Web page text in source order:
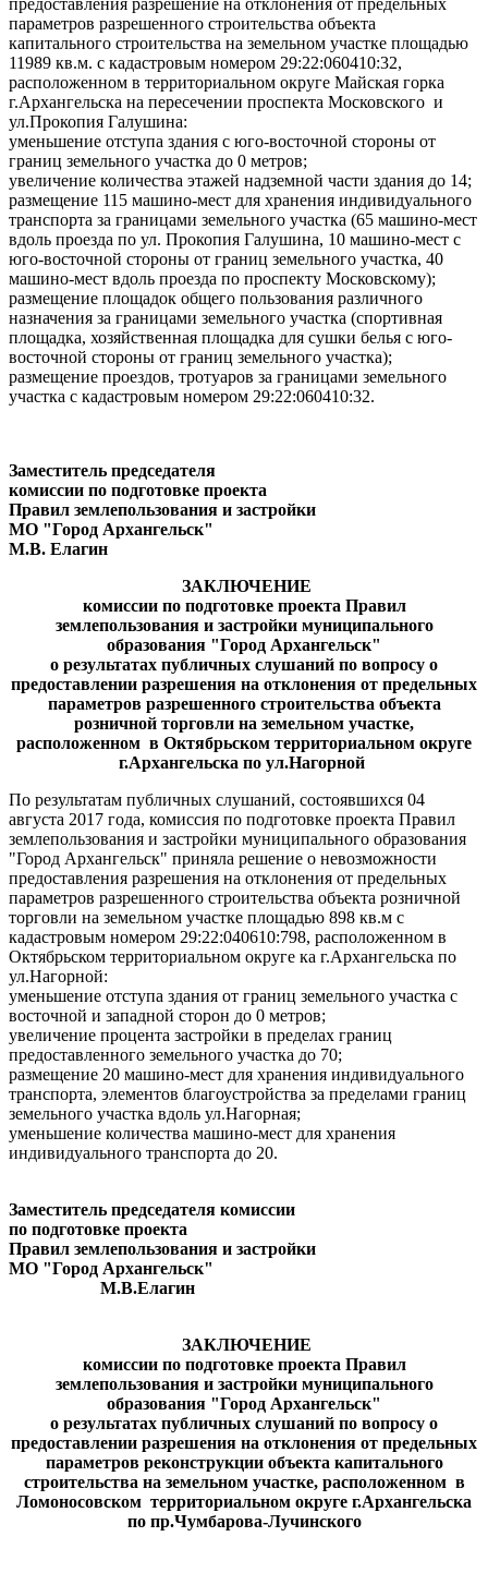
предоставления разрешение на отклонения от предельных
параметров разрешенного строительства объекта
капитального строительства на земельном участке площадью
11989 кв.м. с кадастровым номером 29:22:060410:32,
расположенном в территориальном округе Майская горка
г.Архангельска на пересечении проспекта Московского и
ул.Прокопия Галушина:
уменьшение отступа здания с юго-восточной стороны от
границ земельного участка до 0 метров;
увеличение количества этажей надземной части здания до 14;
размещение 115 машино-мест для хранения индивидуального
транспорта за границами земельного участка (65 машино-мест
вдоль проезда по ул. Прокопия Галушина, 10 машино-мест с
юго-восточной стороны от границ земельного участка, 40
машино-мест вдоль проезда по проспекту Московскому);
размещение площадок общего пользования различного
назначения за границами земельного участка (спортивная
площадка, хозяйственная площадка для сушки белья с юго-
восточной стороны от границ земельного участка);
размещение проездов, тротуаров за границами земельного
участка с кадастровым номером 29:22:060410:32.
Заместитель председателя
комиссии по подготовке проекта
Правил землепользования и застройки
МО "Город Архангельск"
М.В. Елагин
ЗАКЛЮЧЕНИЕ
комиссии по подготовке проекта Правил
землепользования и застройки муниципального
образования "Город Архангельск"
о результатах публичных слушаний по вопросу о
предоставлении разрешения на отклонения от предельных
параметров разрешенного строительства объекта
розничной торговли на земельном участке,
расположенном в Октябрьском территориальном округе
г.Архангельска по ул.Нагорной
По результатам публичных слушаний, состоявшихся 04
августа 2017 года, комиссия по подготовке проекта Правил
землепользования и застройки муниципального образования
"Город Архангельск" приняла решение о невозможности
предоставления разрешения на отклонения от предельных
параметров разрешенного строительства объекта розничной
торговли на земельном участке площадью 898 кв.м с
кадастровым номером 29:22:040610:798, расположенном в
Октябрьском территориальном округе ка г.Архангельска по
ул.Нагорной:
уменьшение отступа здания от границ земельного участка с
восточной и западной сторон до 0 метров;
увеличение процента застройки в пределах границ
предоставленного земельного участка до 70;
размещение 20 машино-мест для хранения индивидуального
транспорта, элементов благоустройства за пределами границ
земельного участка вдоль ул.Нагорная;
уменьшение количества машино-мест для хранения
индивидуального транспорта до 20.
Заместитель председателя комиссии
по подготовке проекта
Правил землепользования и застройки
МО "Город Архангельск"
М.В.Елагин
ЗАКЛЮЧЕНИЕ
комиссии по подготовке проекта Правил
землепользования и застройки муниципального
образования "Город Архангельск"
о результатах публичных слушаний по вопросу о
предоставлении разрешения на отклонения от предельных
параметров реконструкции объекта капитального
строительства на земельном участке, расположенном в
Ломоносовском территориальном округе г.Архангельска
по пр.Чумбарова-Лучинского